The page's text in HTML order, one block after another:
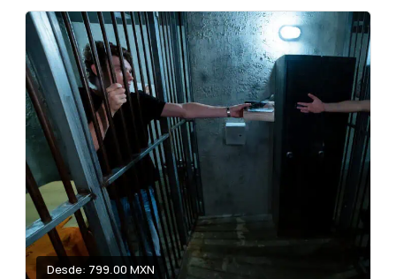
Desde: 799.00 MXN